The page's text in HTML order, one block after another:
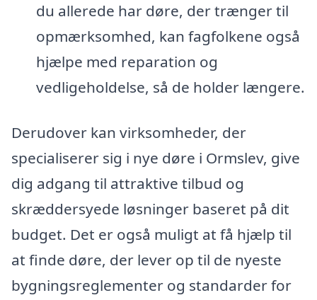
du allerede har døre, der trænger til
opmærksomhed, kan fagfolkene også
hjælpe med reparation og
vedligeholdelse, så de holder længere.
Derudover kan virksomheder, der
specialiserer sig i nye døre i Ormslev, give
dig adgang til attraktive tilbud og
skræddersyede løsninger baseret på dit
budget. Det er også muligt at få hjælp til
at finde døre, der lever op til de nyeste
bygningsreglementer og standarder for